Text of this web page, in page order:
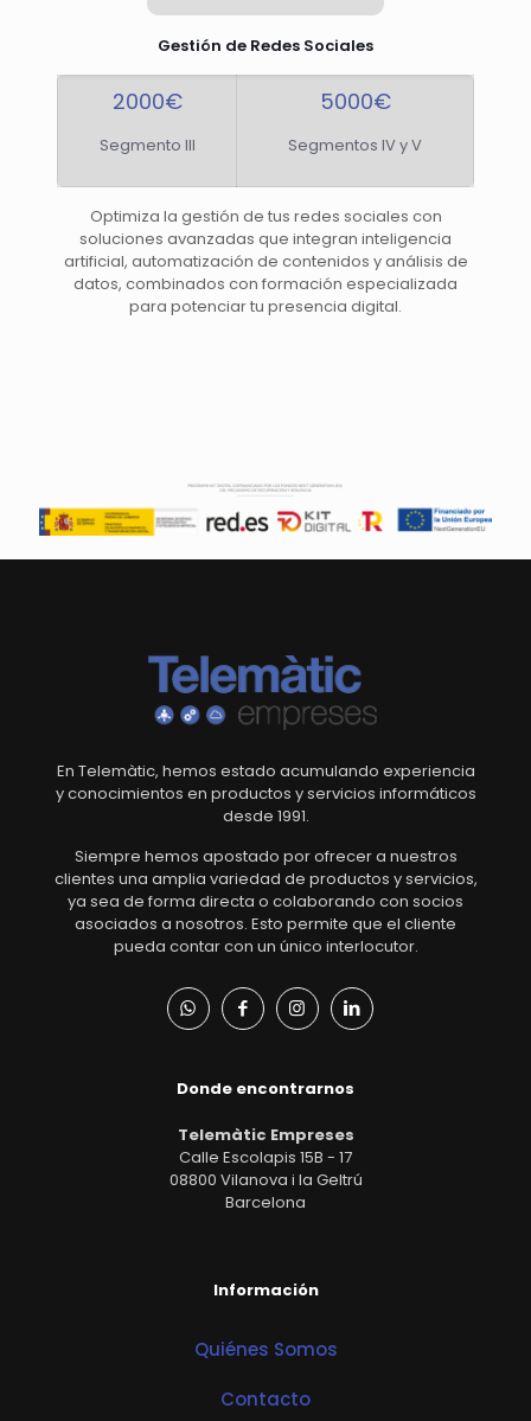
Gestión de Redes Sociales
2000€
Segmento III
5000€
Segmentos IV y V
Optimiza la gestión de tus redes sociales con
soluciones avanzadas que integran inteligencia
artificial, automatización de contenidos y análisis de
datos, combinados con formación especializada
para potenciar tu presencia digital.
En Telemàtic, hemos estado acumulando experiencia
y conocimientos en productos y servicios informáticos
desde 1991.
Siempre hemos apostado por ofrecer a nuestros
clientes una amplia variedad de productos y servicios,
ya sea de forma directa o colaborando con socios
asociados a nosotros. Esto permite que el cliente
pueda contar con un único interlocutor.
Donde encontrarnos
Telemàtic Empreses
Calle Escolapis 15B - 17
08800 Vilanova i la Geltrú
Barcelona
Información
Quiénes Somos
Contacto